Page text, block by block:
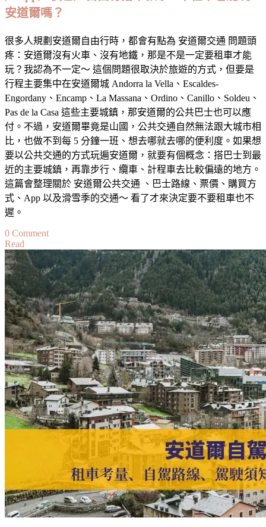
安道爾嗎？
很多人規劃安道爾自由行時，都會有點為 安道爾交通 問題頭
疼：安道爾沒有火車、沒有地鐵，那是不是一定要租車才能
玩？我認為不一定～ 這個問題很取決於旅遊的方式，但要是
行程主要集中在安道爾城 Andorra la Vella、Escaldes-
Engordany、Encamp、La Massana、Ordino、Canillo、Soldeu、
Pas de la Casa 這些主要城鎮，那安道爾的公共巴士也可以應
付。不過，安道爾畢竟是山國，公共交通自然無法跟大城市相
比，也做不到每 5 分鐘一班、想去哪就去哪的便利度。如果想
要以公共交通的方式玩遍安道爾，就要有個概念：搭巴士到最
近的主要城鎮，再靠步行、纜車、計程車去比較偏遠的地方。
這篇會整理關於 安道爾公共交通 、巴士路線、票價、購買方
式、App 以及滑雪季的交通～ 看了才來決定要不要租車也不
遲。
0 Commenton
道
爾
交
通
攻
略】
安
道
爾
公
共
巴
士
／
票
價
／
Read